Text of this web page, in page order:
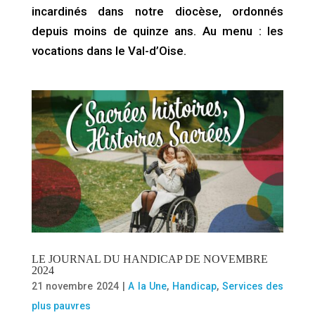
incardinés dans notre diocèse, ordonnés
depuis moins de quinze ans. Au menu : les
vocations dans le Val-d’Oise.
LE JOURNAL DU HANDICAP DE NOVEMBRE
2024
21 novembre 2024 |A la Une, Handicap, Services des
plus pauvres